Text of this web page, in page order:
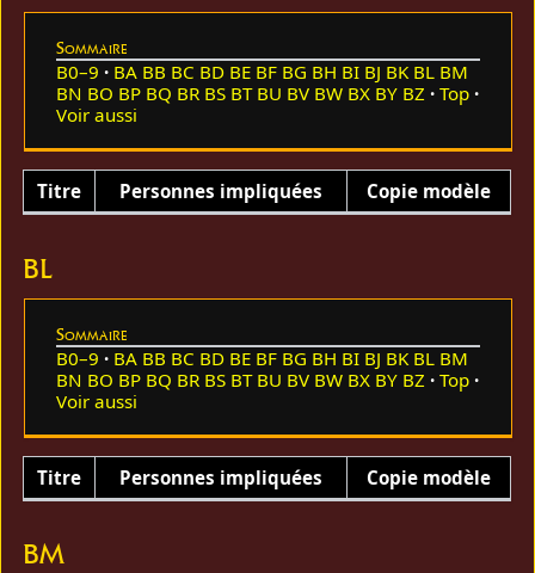
Sommaire
B0–9 BA BB BC BD BE BF BG BH BI BJ BK BL BM
BN BO BP BQ BR BS BT BU BV BW BX BY BZ
Top
Voir aussi
Titre Personnes impliquées Copie modèle
BL
Sommaire
B0–9 BA BB BC BD BE BF BG BH BI BJ BK BL BM
BN BO BP BQ BR BS BT BU BV BW BX BY BZ
Top
Voir aussi
Titre Personnes impliquées Copie modèle
BM